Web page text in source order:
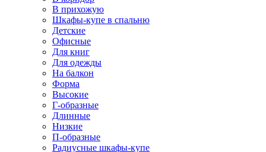
В прихожую
Шкафы-купе в спальню
Детские
Офисные
Для книг
Для одежды
На балкон
Форма
Высокие
Г-образные
Длинные
Низкие
П-образные
Радиусные шкафы-купе